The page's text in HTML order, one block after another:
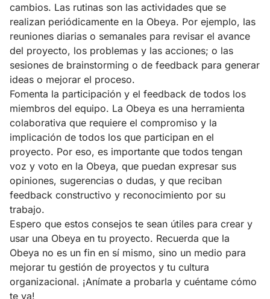
cambios. Las rutinas son las actividades que se
realizan periódicamente en la Obeya. Por ejemplo, las
reuniones diarias o semanales para revisar el avance
del proyecto, los problemas y las acciones; o las
sesiones de brainstorming o de feedback para generar
ideas o mejorar el proceso.
Fomenta la participación y el feedback de todos los
miembros del equipo. La Obeya es una herramienta
colaborativa que requiere el compromiso y la
implicación de todos los que participan en el
proyecto. Por eso, es importante que todos tengan
voz y voto en la Obeya, que puedan expresar sus
opiniones, sugerencias o dudas, y que reciban
feedback constructivo y reconocimiento por su
trabajo.
Espero que estos consejos te sean útiles para crear y
usar una Obeya en tu proyecto. Recuerda que la
Obeya no es un fin en sí mismo, sino un medio para
mejorar tu gestión de proyectos y tu cultura
organizacional. ¡Anímate a probarla y cuéntame cómo
te va!